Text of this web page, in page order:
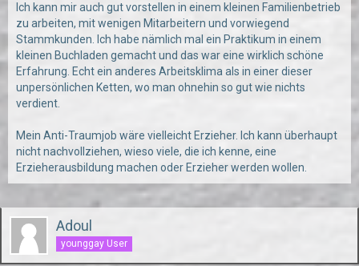
Ich kann mir auch gut vorstellen in einem kleinen Familienbetrieb
zu arbeiten, mit wenigen Mitarbeitern und vorwiegend
Stammkunden. Ich habe nämlich mal ein Praktikum in einem
kleinen Buchladen gemacht und das war eine wirklich schöne
Erfahrung. Echt ein anderes Arbeitsklima als in einer dieser
unpersönlichen Ketten, wo man ohnehin so gut wie nichts
verdient.
Mein Anti-Traumjob wäre vielleicht Erzieher. Ich kann überhaupt
nicht nachvollziehen, wieso viele, die ich kenne, eine
Erzieherausbildung machen oder Erzieher werden wollen.
Adoul
younggay User